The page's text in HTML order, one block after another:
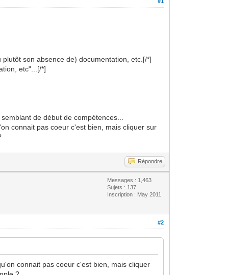
son absence de) documentation, etc.[/*]
etc"...[/*]
de début de compétences...
connait pas coeur c'est bien, mais cliquer sur
Répondre
Messages : 1,463
Sujets : 137
Inscription : May 2011
#2
connait pas coeur c'est bien, mais cliquer